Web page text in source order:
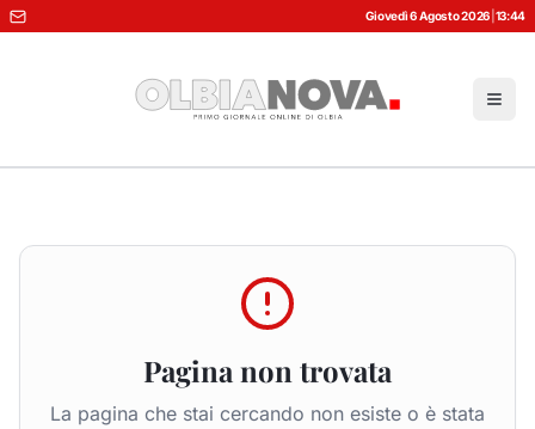
Giovedì 6 Agosto 2026 13:44
Pagina non trovata
La pagina che stai cercando non esiste o è stata